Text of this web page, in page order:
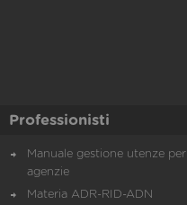
Professionisti
Manuale gestione utenze per
agenzie
Materia ADR-RID-ADN